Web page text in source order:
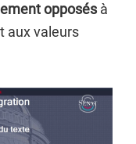
opposés à
aux valeurs